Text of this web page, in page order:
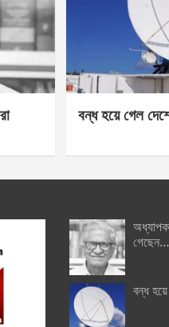
বন্ধ হয়ে গেল
বন্ধ